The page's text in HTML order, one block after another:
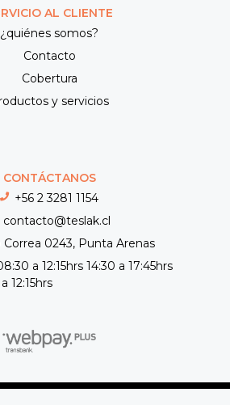
AL CLIENTE
¿quiénes somos?
Contacto
Cobertura
y servicios
CONTÁCTANOS
+56 2 3281 1154
contacto@teslak.cl
0243, Punta Arenas
a 12:15hrs 14:30 a 17:45hrs
12:15hrs